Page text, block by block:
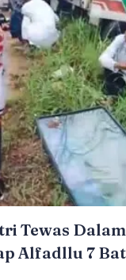
Tewas
Alfadllu 7